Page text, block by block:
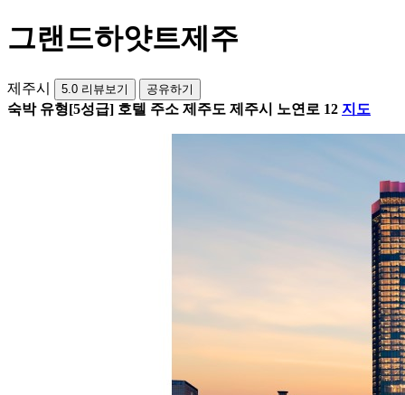
그랜드하얏트제주
제주시 5.0 리뷰보기 공유하기
숙박 유형[5성급] 호텔 주소 제주도 제주시 노연로 12 지도